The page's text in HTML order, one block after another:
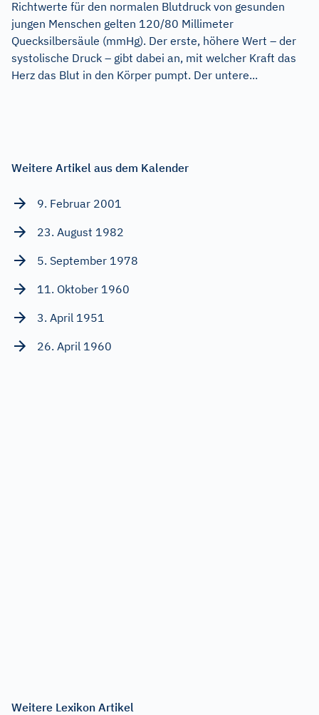
Richtwerte für den normalen Blutdruck von gesunden
jungen Menschen gelten 120/80 Millimeter
Quecksilbersäule (mmHg). Der erste, höhere Wert – der
systolische Druck – gibt dabei an, mit welcher Kraft das
Herz das Blut in den Körper pumpt. Der untere...
Weitere Artikel aus dem Kalender
9. Februar 2001
23. August 1982
5. September 1978
11. Oktober 1960
3. April 1951
26. April 1960
Weitere Lexikon Artikel